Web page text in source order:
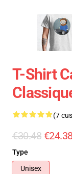
T-Shirt
(7
€30.48 €24.38
Type
Unisex